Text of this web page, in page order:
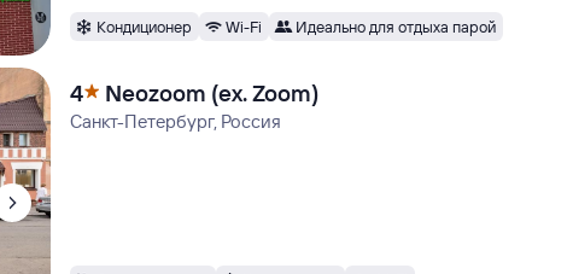
Кондиционер Wi-Fi Идеально для отдыха парой
4 Neozoom (ex. Zoom)
Санкт-Петербург, Россия